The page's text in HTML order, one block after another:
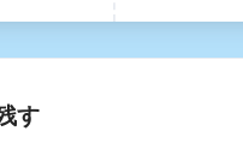
す